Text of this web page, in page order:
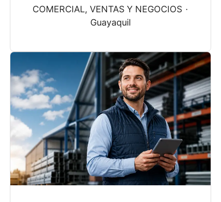
COMERCIAL, VENTAS Y NEGOCIOS ·
Guayaquil